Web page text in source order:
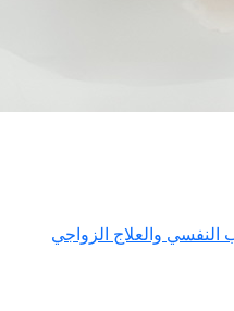
والعلاج الزواجي